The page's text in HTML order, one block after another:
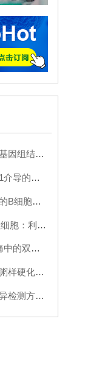
究到新的治疗策略
机制可作为治疗靶点
法的作用机制相契合
多发性硬化症疗法
荷诱发的镇痛效应
紊乱到斑块易损性形成
基因组比对的较小影响